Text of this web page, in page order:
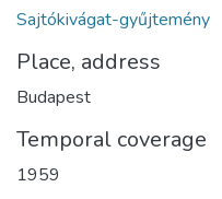
Sajtókivágat-gyűjtemény
Place, address
Budapest
Temporal coverage
1959